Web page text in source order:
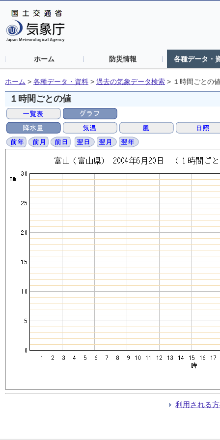
ホーム 防災情報 各種データ・
ホーム > 各種データ・資料 > 過去の気象データ検索 > １時間ごとの
１時間ごとの値
利用される